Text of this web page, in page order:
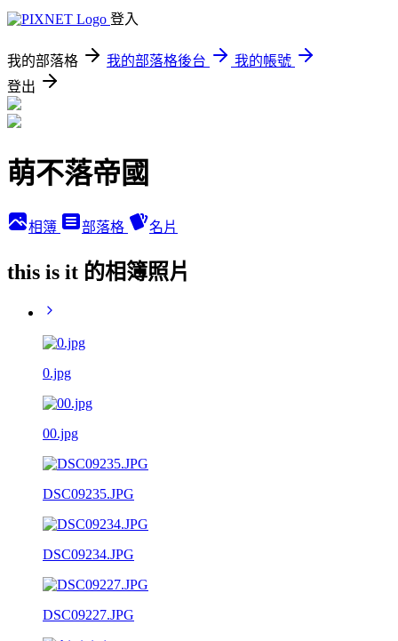
登入
我的部落格 我的部落格後台
我的帳號
登出
萌不落帝國
相簿 部落格 名片
this is it 的相簿照片
0.jpg
00.jpg
DSC09235.JPG
DSC09234.JPG
DSC09227.JPG